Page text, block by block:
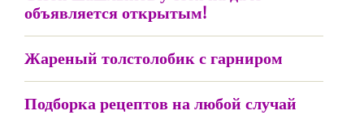
объявляется открытым!
Жареный толстолобик с гарниром
Подборка рецептов на любой случай